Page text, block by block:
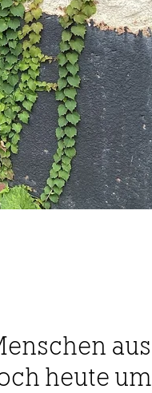
aus
heute um